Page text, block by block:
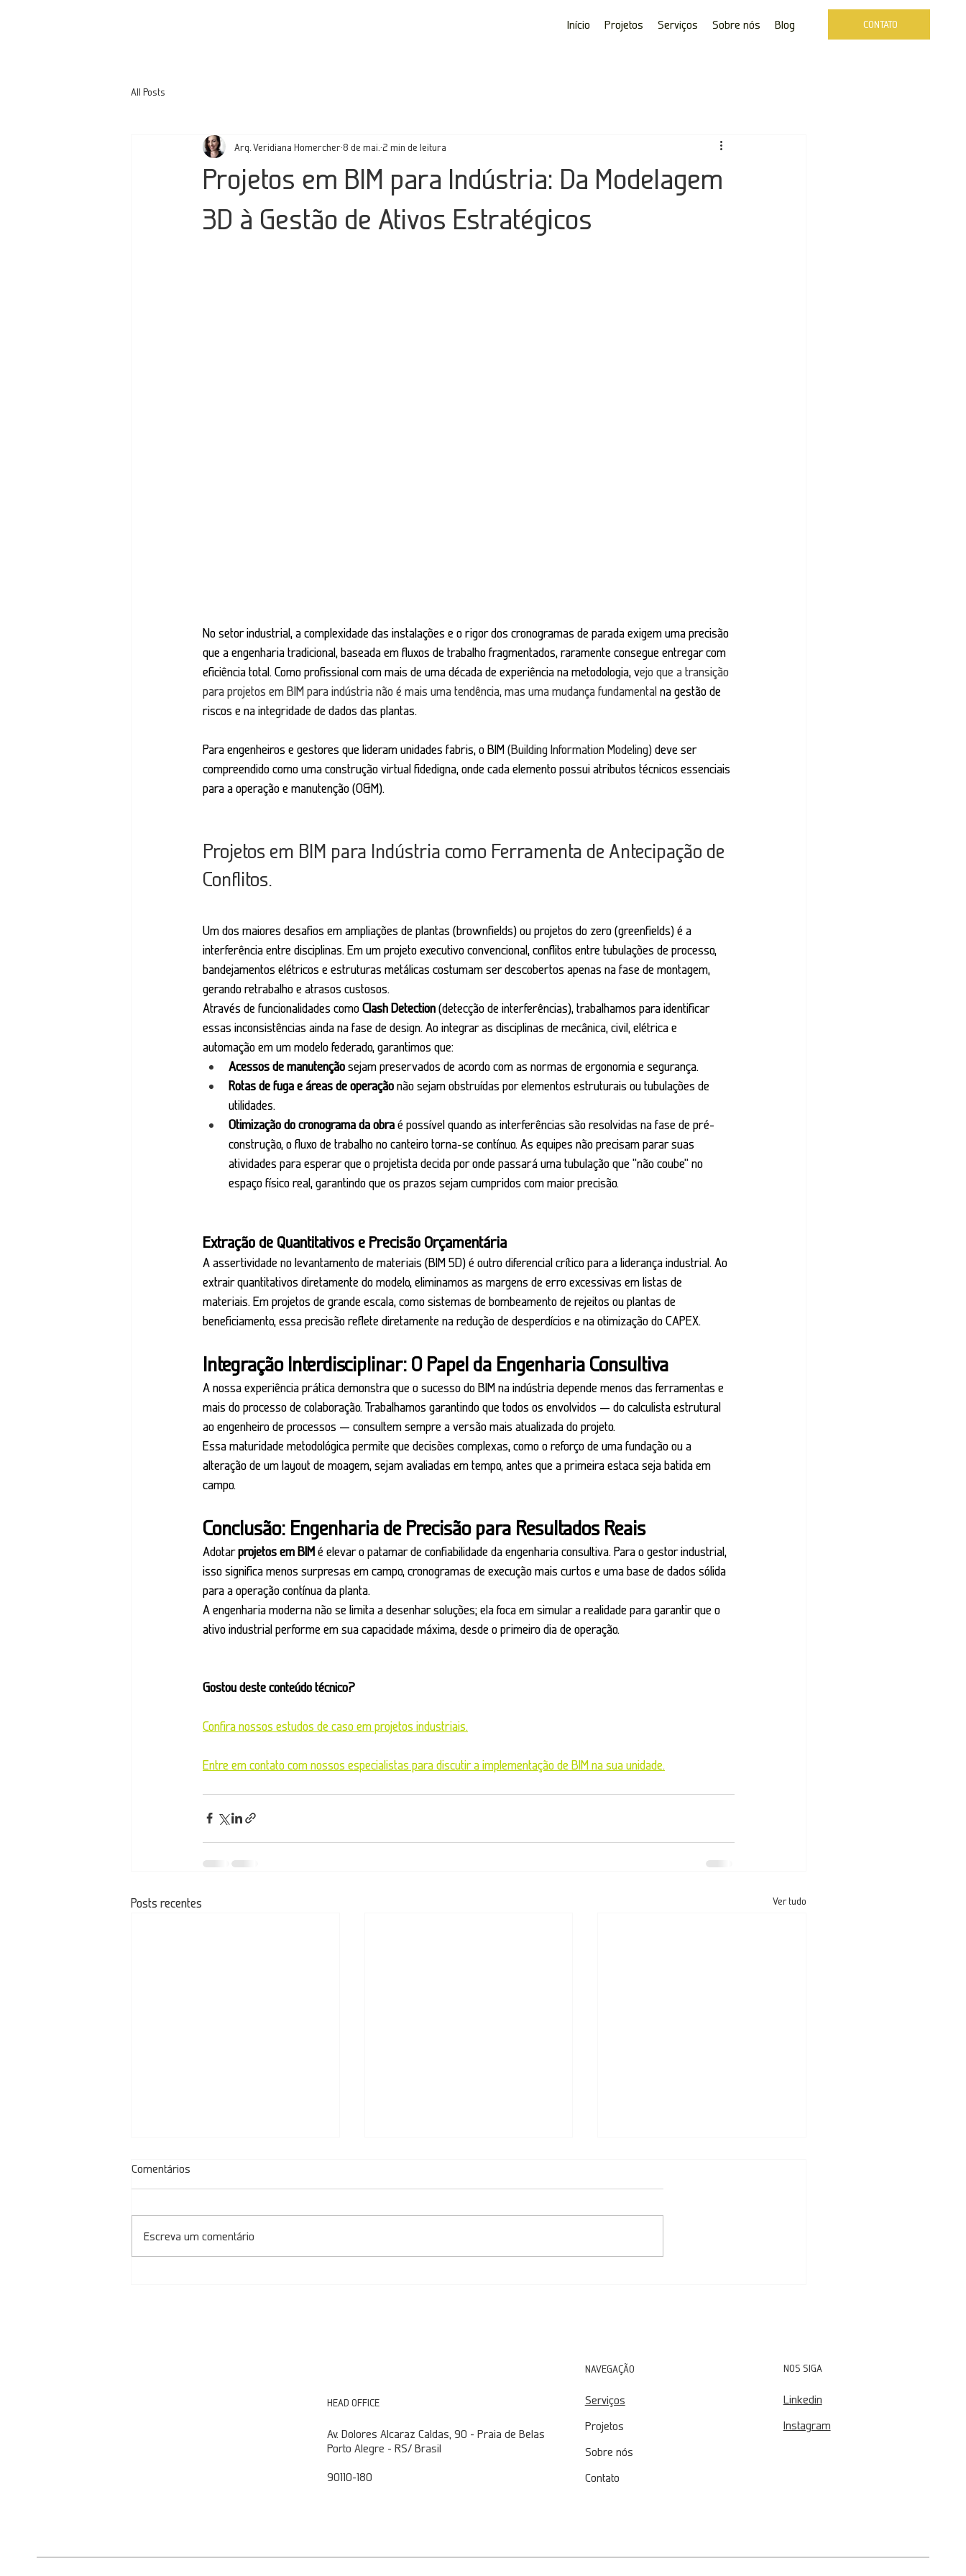
Início Projetos Serviços Sobre nós Blog CONTATO
All Posts
Projetos em BIM para Indústria: Da Modelagem
3D à Gestão de Ativos Estratégicos
Arq. Veridiana Homercher8 de mai. 2 min de leitura
No setor industrial, a complexidade das instalações e o rigor dos cronogramas de parada exigem uma precisão
que a engenharia tradicional, baseada em fluxos de trabalho fragmentados, raramente consegue entregar com
eficiência total. Como profissional com mais de uma década de experiência na metodologia, vejo que a transição
para projetos em BIM para indústria não é mais uma tendência, mas uma mudança fundamental na gestão de
riscos e na integridade de dados das plantas.
Para engenheiros e gestores que lideram unidades fabris, o BIM (Building Information Modeling) deve ser
compreendido como uma construção virtual fidedigna, onde cada elemento possui atributos técnicos essenciais
para a operação e manutenção (O&M).
Projetos em BIM para Indústria como Ferramenta de Antecipação de
Conflitos.
Um dos maiores desafios em ampliações de plantas (brownfields) ou projetos do zero (greenfields) é a
interferência entre disciplinas. Em um projeto executivo convencional, conflitos entre tubulações de processo,
bandejamentos elétricos e estruturas metálicas costumam ser descobertos apenas na fase de montagem,
gerando retrabalho e atrasos custosos.
Através de funcionalidades como Clash Detection (detecção de interferências), trabalhamos para identificar
essas inconsistências ainda na fase de design. Ao integrar as disciplinas de mecânica, civil, elétrica e
automação em um modelo federado, garantimos que:
Acessos de manutenção sejam preservados de acordo com as normas de ergonomia e segurança.
Rotas de fuga e áreas de operação não sejam obstruídas por elementos estruturais ou tubulações de
utilidades.
Otimização do cronograma da obra é possível quando as interferências são resolvidas na fase de pré-
construção, o fluxo de trabalho no canteiro torna-se contínuo. As equipes não precisam parar suas
atividades para esperar que o projetista decida por onde passará uma tubulação que "não coube" no
espaço físico real, garantindo que os prazos sejam cumpridos com maior precisão.
Extração de Quantitativos e Precisão Orçamentária
A assertividade no levantamento de materiais (BIM 5D) é outro diferencial crítico para a liderança industrial. Ao
extrair quantitativos diretamente do modelo, eliminamos as margens de erro excessivas em listas de
materiais. Em projetos de grande escala, como sistemas de bombeamento de rejeitos ou plantas de
beneficiamento, essa precisão reflete diretamente na redução de desperdícios e na otimização do CAPEX.
Integração Interdisciplinar: O Papel da Engenharia Consultiva
A nossa experiência prática demonstra que o sucesso do BIM na indústria depende menos das ferramentas e
mais do processo de colaboração. Trabalhamos garantindo que todos os envolvidos — do calculista estrutural
ao engenheiro de processos — consultem sempre a versão mais atualizada do projeto.
Essa maturidade metodológica permite que decisões complexas, como o reforço de uma fundação ou a
alteração de um layout de moagem, sejam avaliadas em tempo, antes que a primeira estaca seja batida em
campo.
Conclusão: Engenharia de Precisão para Resultados Reais
Adotar projetos em BIM é elevar o patamar de confiabilidade da engenharia consultiva. Para o gestor industrial,
isso significa menos surpresas em campo, cronogramas de execução mais curtos e uma base de dados sólida
para a operação contínua da planta.
A engenharia moderna não se limita a desenhar soluções; ela foca em simular a realidade para garantir que o
ativo industrial performe em sua capacidade máxima, desde o primeiro dia de operação.
Gostou deste conteúdo técnico?
Confira nossos estudos de caso em projetos industriais.
Entre em contato com nossos especialistas para discutir a implementação de BIM na sua unidade.
Posts recentes Ver tudo
Comentários
Escreva um comentário
HEAD OFFICE
Av. Dolores Alcaraz Caldas, 90 - Praia de Belas
Porto Alegre - RS/ Brasil
90110-180
NAVEGAÇÃO
Serviços
Projetos
Sobre nós
Contato
NOS SIGA
Linkedin
Instagram